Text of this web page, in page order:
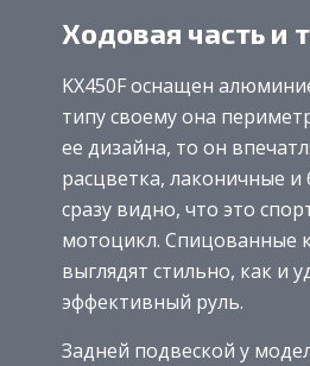
Ходовая часть и
KX450F оснащен
типу своему она
ее дизайна, то он
расцветка, лаконичные
сразу видно, что это
мотоцикл. Спицованные
выглядят стильно, как и
эффективный руль.
Задней подвеской у